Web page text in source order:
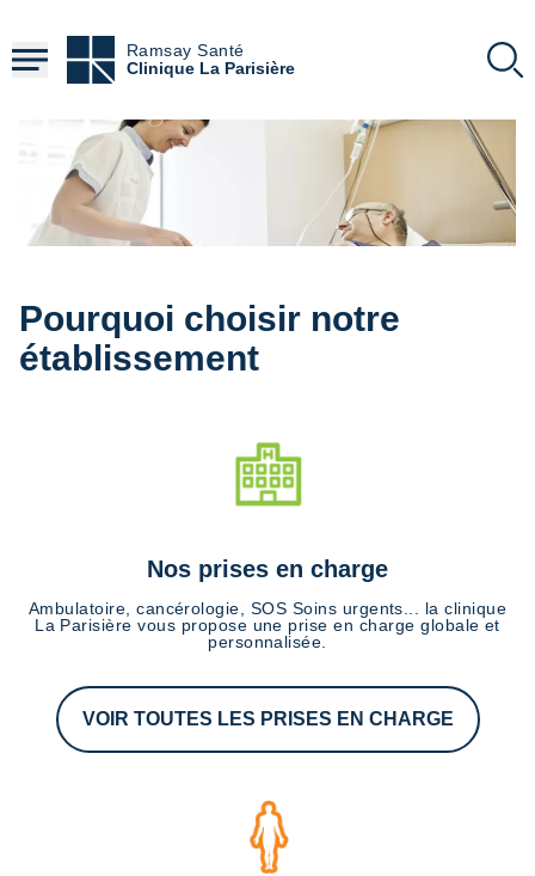
contenu
principal
Ramsay Santé
Clinique La Parisière
Pourquoi choisir notre
établissement
Nos prises en charge
Ambulatoire, cancérologie, SOS Soins urgents... la clinique
La Parisière vous propose une prise en charge globale et
personnalisée.
VOIR TOUTES LES PRISES EN CHARGE